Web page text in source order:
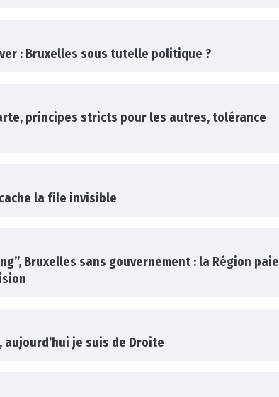
: Bruxelles sous tutelle politique ?
principes stricts pour les autres, tolérance
cache la file invisible
Bruxelles sans gouvernement : la Région paie
aujourd’hui je suis de Droite